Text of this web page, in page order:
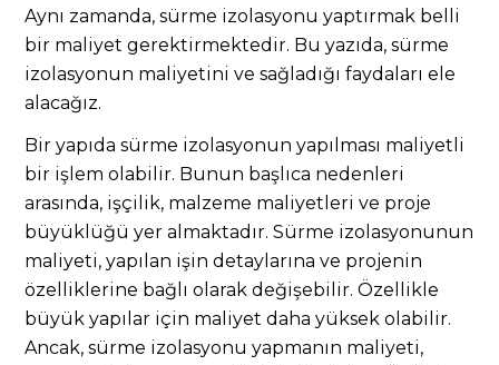
Aynı zamanda, sürme izolasyonu yaptırmak belli
bir maliyet gerektirmektedir. Bu yazıda, sürme
izolasyonun maliyetini ve sağladığı faydaları ele
alacağız.
Bir yapıda sürme izolasyonun yapılması maliyetli
bir işlem olabilir. Bunun başlıca nedenleri
arasında, işçilik, malzeme maliyetleri ve proje
büyüklüğü yer almaktadır. Sürme izolasyonunun
maliyeti, yapılan işin detaylarına ve projenin
özelliklerine bağlı olarak değişebilir. Özellikle
büyük yapılar için maliyet daha yüksek olabilir.
Ancak, sürme izolasyonu yapmanın maliyeti,